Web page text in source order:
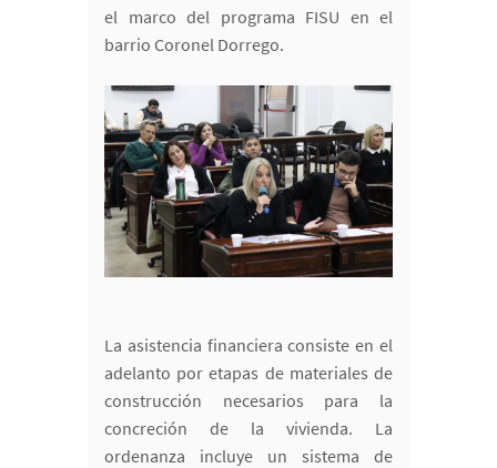
el marco del programa FISU en el
barrio Coronel Dorrego.
La asistencia financiera consiste en el
adelanto por etapas de materiales de
construcción necesarios para la
concreción de la vivienda. La
ordenanza incluye un sistema de